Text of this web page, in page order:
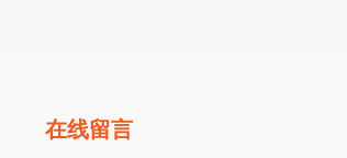
在线留言